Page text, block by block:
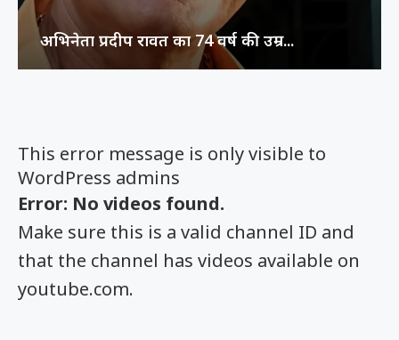
This error message is only visible to
WordPress admins
Error: No videos found.
Make sure this is a valid channel ID and
that the channel has videos available on
youtube.com.
अभिनेता प्रदीप रावत का 74 वर्ष की उम्र...